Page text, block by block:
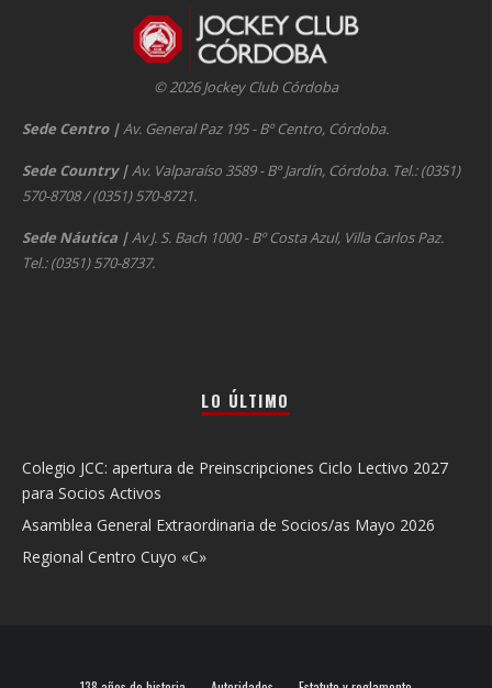
© 2026 Jockey Club Córdoba
Sede Centro |Av. General Paz 195 - Bº Centro, Córdoba.
Sede Country |Av. Valparaíso 3589 - Bº Jardín, Córdoba. Tel.: (0351)
570-8708 / (0351) 570-8721.
Sede Náutica |Av J. S. Bach 1000 - Bº Costa Azul, Villa Carlos Paz.
Tel.: (0351) 570-8737.
LO ÚLTIMO
Colegio JCC: apertura de Preinscripciones Ciclo Lectivo 2027
para Socios Activos
Asamblea General Extraordinaria de Socios/as Mayo 2026
Regional Centro Cuyo «C»